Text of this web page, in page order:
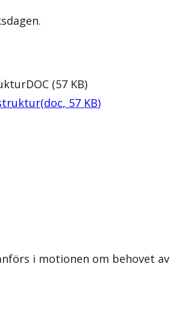
DOC (57 KB)
(doc, 57 KB)
i motionen om behovet